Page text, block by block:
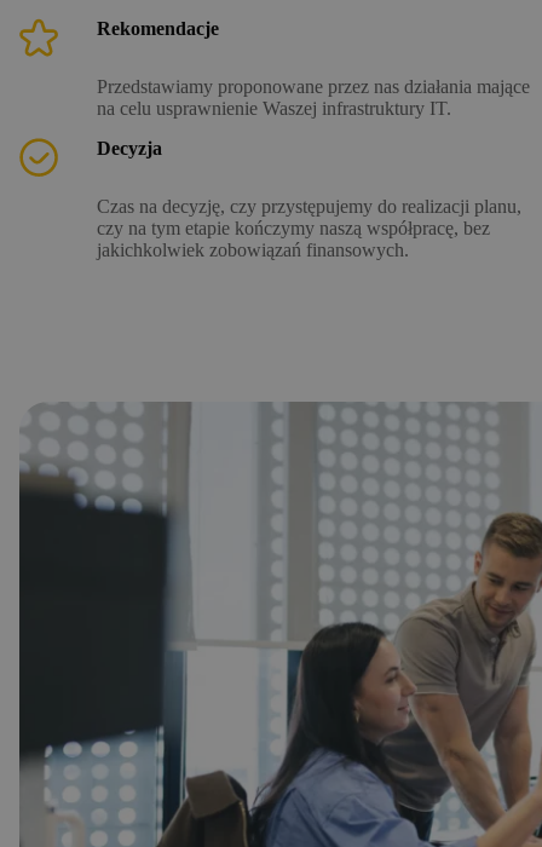
Rekomendacje
Przedstawiamy proponowane przez nas działania mające
na celu usprawnienie Waszej infrastruktury IT.
Decyzja
Czas na decyzję, czy przystępujemy do realizacji planu,
czy na tym etapie kończymy naszą współpracę, bez
jakichkolwiek zobowiązań finansowych.